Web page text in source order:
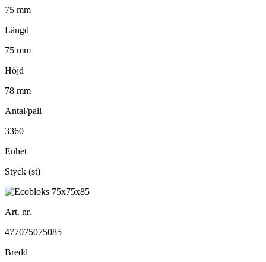
75 mm
Längd
75 mm
Höjd
78 mm
Antal/pall
3360
Enhet
Styck (st)
Art. nr.
477075075085
Bredd